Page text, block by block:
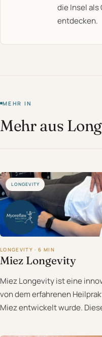
die Insel als
entdecken.
MEHR IN
Mehr aus
LONGEVITY
LONGEVITY · 6 MIN
Miez Longevity
Miez Longevity ist eine
von dem erfahrenen
Miez entwickelt wurde.